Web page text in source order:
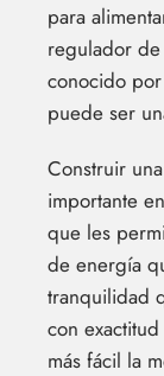
para
regulador
conocido
puede ser
Construir
importante
que les
de energía
tranquilidad
con
más fácil la